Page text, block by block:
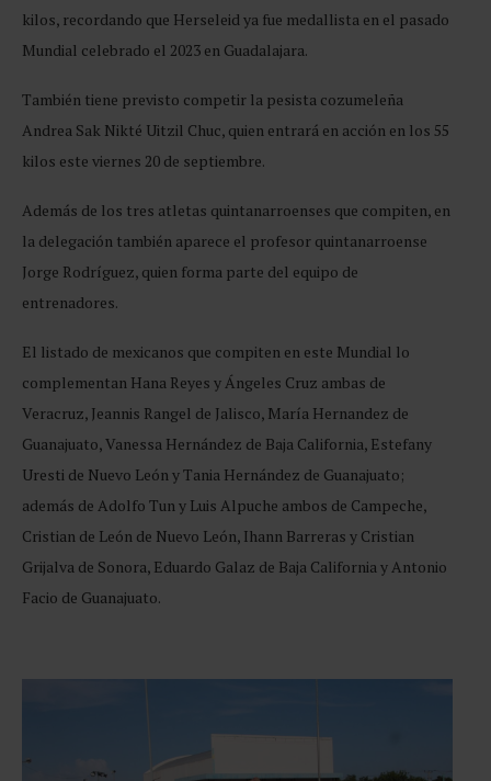
kilos, recordando que Herseleid ya fue medallista en el pasado
Mundial celebrado el 2023 en Guadalajara.
También tiene previsto competir la pesista cozumeleña
Andrea Sak Nikté Uitzil Chuc, quien entrará en acción en los 55
kilos este viernes 20 de septiembre.
Además de los tres atletas quintanarroenses que compiten, en
la delegación también aparece el profesor quintanarroense
Jorge Rodríguez, quien forma parte del equipo de
entrenadores.
El listado de mexicanos que compiten en este Mundial lo
complementan Hana Reyes y Ángeles Cruz ambas de
Veracruz, Jeannis Rangel de Jalisco, María Hernandez de
Guanajuato, Vanessa Hernández de Baja California, Estefany
Uresti de Nuevo León y Tania Hernández de Guanajuato;
además de Adolfo Tun y Luis Alpuche ambos de Campeche,
Cristian de León de Nuevo León, Ihann Barreras y Cristian
Grijalva de Sonora, Eduardo Galaz de Baja California y Antonio
Facio de Guanajuato.